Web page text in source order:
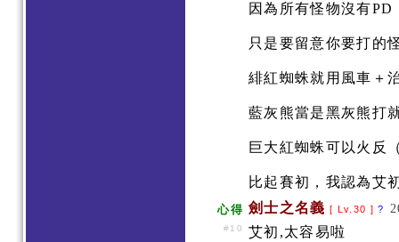
因為所有怪物沒有
只是要留意你要打的
緋紅蜘蛛就用風車＋
藍灰熊當是黑灰熊打
巨大紅蜘蛛可以火反
比起賽初，我認為艾
心得 劍士之名義 [ Lv.30 ]?
#10
艾初,太容易啦